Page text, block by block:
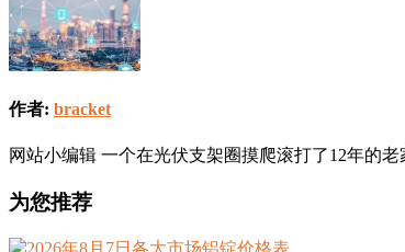
作者: bracket
网站小编辑 一个在光伏支架圈摸爬滚打了12年的老
为您推荐